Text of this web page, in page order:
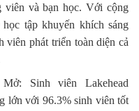
viên và bạn học. Với cộng
tập khuyến khích sáng
viên phát triển toàn diện cả
Sinh viên Lakehead
lớn với 96.3% sinh viên tốt